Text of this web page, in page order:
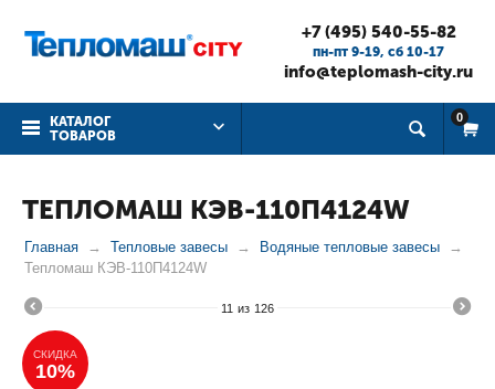
+7 (495) 540-55-82
пн-пт 9-19, cб 10-17
info@teplomash-city.ru
КАТАЛОГ
ТОВАРОВ
0
ТЕПЛОМАШ КЭВ-110П4124W
Главная Тепловые завесы
Водяные тепловые завесы
Тепломаш КЭВ-110П4124W
11 из 126
СКИДКА
10%